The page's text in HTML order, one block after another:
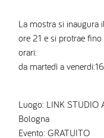
La mostra si
ore 21 e si protrae
orari:
da martedì a
Luogo: LINK
Bologna
Evento: GRATUITO